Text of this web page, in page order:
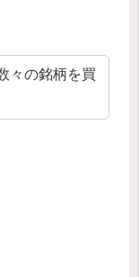
々の銘柄を買